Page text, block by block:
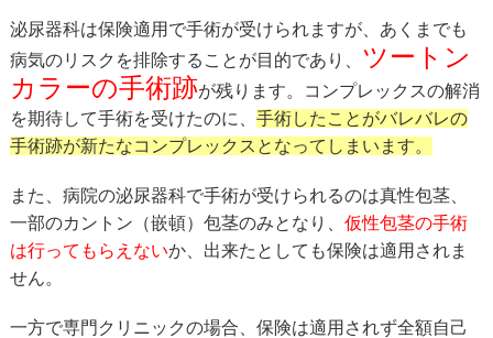
泌尿器科は保険適用で手術が受けられますが、あくまでも
病気のリスクを排除することが目的であり、 ツートン
カラーの手術跡が残ります。コンプレックスの解消
を期待して手術を受けたのに、 手術したことがバレバレの
手術跡が新たなコンプレックスとなってしまいます。
また、病院の泌尿器科で手術が受けられるのは真性包茎、
一部のカントン（嵌頓）包茎のみとなり、 仮性包茎の手術
は行ってもらえないか、出来たとしても保険は適用されま
せん。
一方で専門クリニックの場合、保険は適用されず全額自己